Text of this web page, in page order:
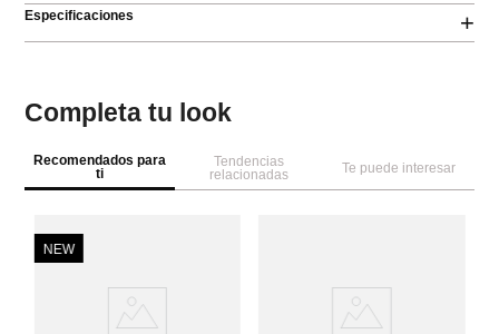
Especificaciones +
Completa tu look
Recomendados para
ti
Tendencias
relacionadas
Te puede interesar
NEW